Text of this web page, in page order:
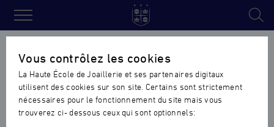
Haute
de
Joaillerie
Vous contrôlez les cookies
La Haute École de Joaillerie et ses partenaires digitaux
utilisent des cookies sur son site. Certains sont strictement
nécessaires pour le fonctionnement du site mais vous
trouverez ci- dessous ceux qui sont optionnels: